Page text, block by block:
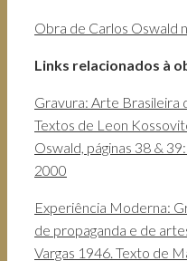
Obra de Carlos Oswald
Links relacionados à
Gravura: Arte Brasileira
Textos de Leon
Oswald, páginas 38 &
2000
Experiência Moderna:
de propaganda e de
Vargas 1946. Texto de